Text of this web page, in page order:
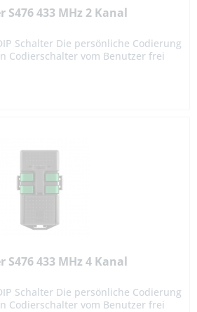
433 MHz 2 Kanal
Schalter Die persönliche Codierung
Codierschalter vom Benutzer frei
433 MHz 4 Kanal
Schalter Die persönliche Codierung
Codierschalter vom Benutzer frei